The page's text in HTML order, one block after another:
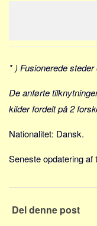
Alle
Nøgleord
Bolig
Job
Pension og opsparing
* ) Fusionerede
De anførte
kilder fordelt på 2
Nationalitet: Dansk.
Seneste opdatering af
Del denne post